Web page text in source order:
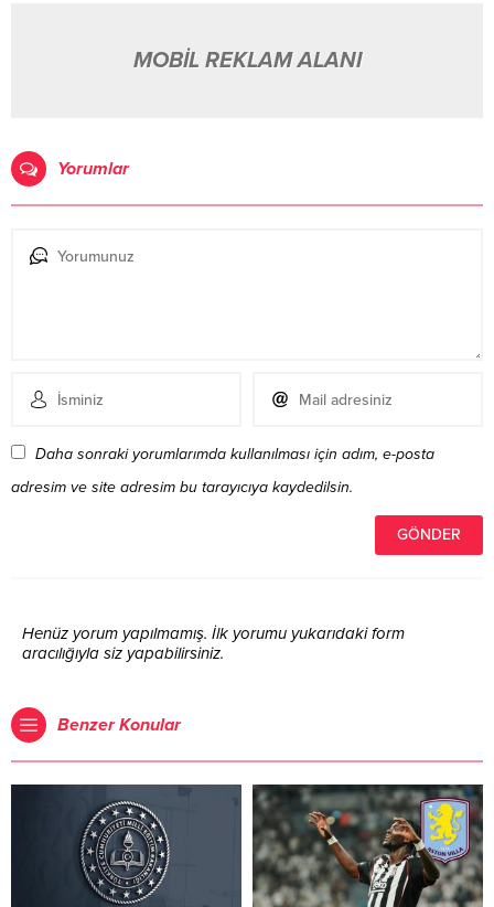
MOBİL REKLAM ALANI
Yorumlar
Daha sonraki yorumlarımda kullanılması için adım, e-posta
adresim ve site adresim bu tarayıcıya kaydedilsin.
Henüz yorum yapılmamış. İlk yorumu yukarıdaki form
aracılığıyla siz yapabilirsiniz.
Benzer Konular